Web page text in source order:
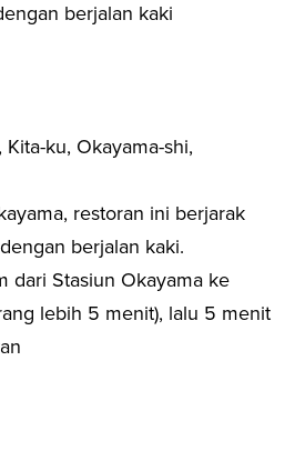
berjalan kaki
ku, Okayama-shi,
restoran ini berjarak
berjalan kaki.
dari Stasiun Okayama ke
lebih 5 menit), lalu 5 menit